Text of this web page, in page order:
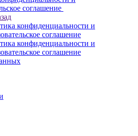
соглашение
конфиденциальности и
соглашение
конфиденциальности и
соглашение